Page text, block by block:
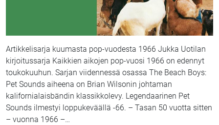
Artikkelisarja kuumasta pop-vuodesta 1966 Jukka Uotilan
kirjoitussarja Kaikkien aikojen pop-vuosi 1966 on edennyt
toukokuuhun. Sarjan viidennessä osassa The Beach Boys:
Pet Sounds aiheena on Brian Wilsonin johtaman
kalifornialaisbändin klassikkolevy. Legendaarinen Pet
Sounds ilmestyi loppukeväällä -66. – Tasan 50 vuotta sitten
– vuonna 1966 –…